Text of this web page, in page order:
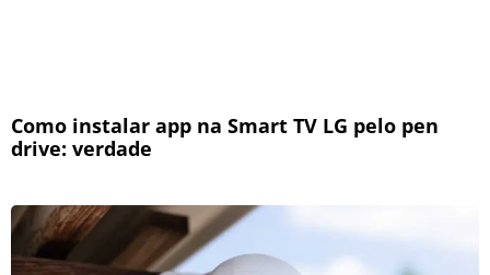
Como instalar app na Smart TV LG pelo pen
drive: verdade